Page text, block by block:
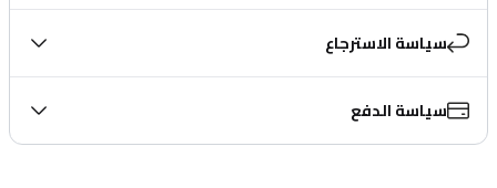
سياسة الاسترجاع
سياسة الدفع